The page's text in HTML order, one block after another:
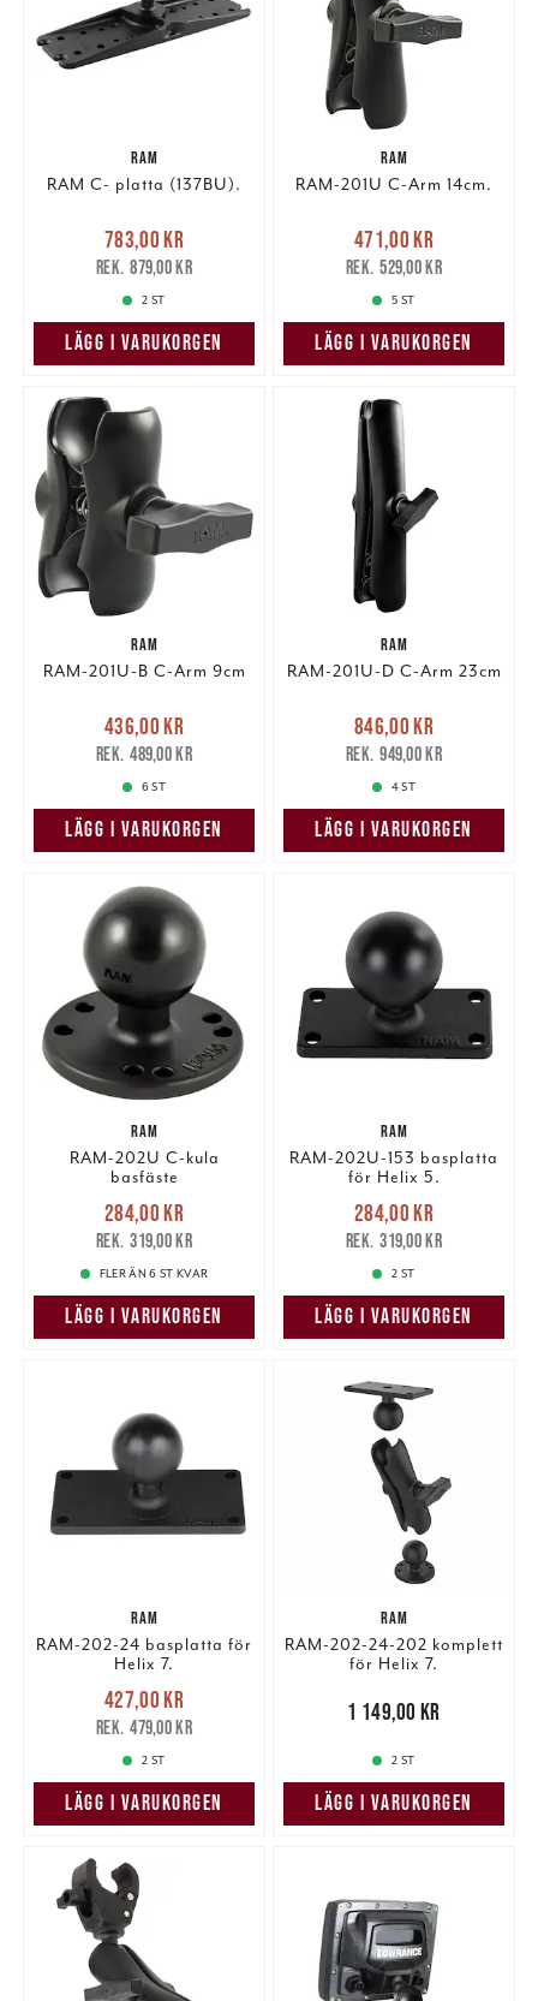
RAM
RAM C- platta (137BU).
Nuvarande pris
783,00 krTidigare pris
879,00 kr
783,00 kr
879,00 kr
2 ST
LÄGG I VARUKORGEN
RAM
RAM-201U C-Arm 14cm.
Nuvarande pris
471,00 krTidigare pris
529,00 kr
471,00 kr
529,00 kr
5 ST
LÄGG I VARUKORGEN
RAM
RAM-201U-B C-Arm 9cm
Nuvarande pris
436,00 krTidigare pris
489,00 kr
436,00 kr
489,00 kr
6 ST
LÄGG I VARUKORGEN
RAM
RAM-201U-D C-Arm 23cm
Nuvarande pris
846,00 krTidigare pris
949,00 kr
846,00 kr
949,00 kr
4 ST
LÄGG I VARUKORGEN
RAM
RAM-202U C-kula
basfäste
Nuvarande pris
284,00 krTidigare pris
319,00 kr
284,00 kr
319,00 kr
FLER ÄN 6 ST KVAR
LÄGG I VARUKORGEN
RAM
RAM-202U-153 basplatta
för Helix 5.
Nuvarande pris
284,00 krTidigare pris
319,00 kr
284,00 kr
319,00 kr
2 ST
LÄGG I VARUKORGEN
RAM
RAM-202-24 basplatta för
Helix 7.
Nuvarande pris
427,00 krTidigare pris
479,00 kr
427,00 kr
479,00 kr
2 ST
LÄGG I VARUKORGEN
RAM
RAM-202-24-202 komplett
för Helix 7.
1 149,00 kr
1 149,00 kr
2 ST
LÄGG I VARUKORGEN